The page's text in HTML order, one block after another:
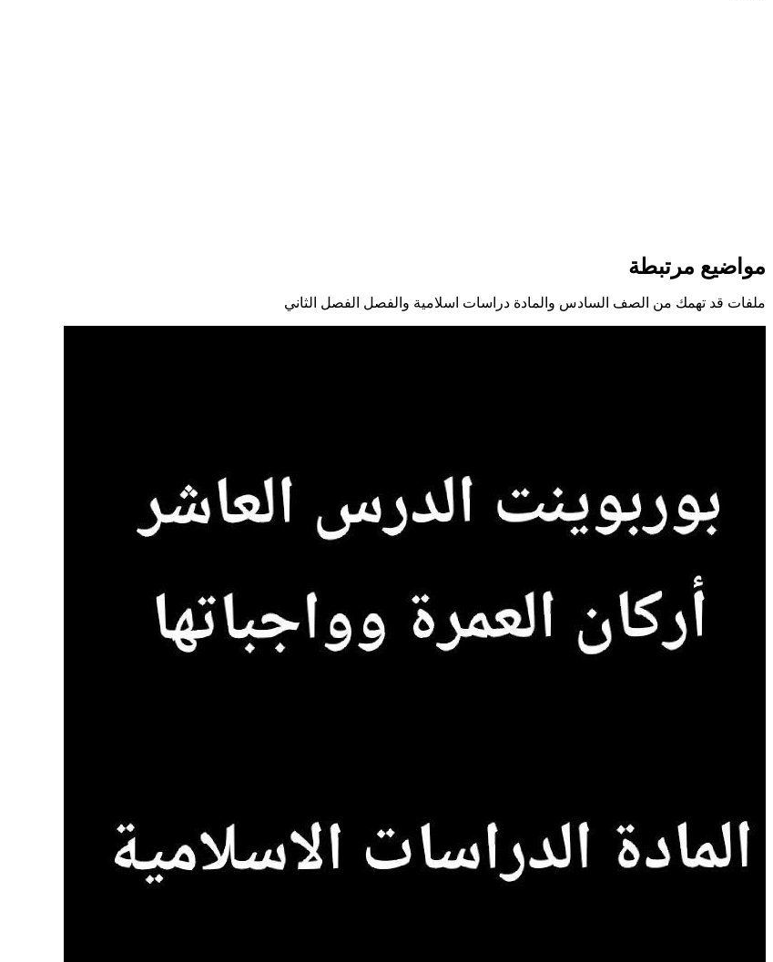
مواضيع مرتبطة
ملفات قد تهمك من الصف السادس والمادة دراسات اسلامية والفصل الفصل الثاني